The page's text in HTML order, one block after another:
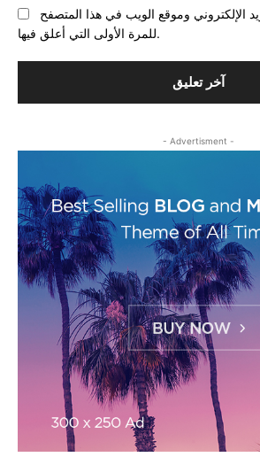
الإلكتروني وموقع الويب في هذا المتصفح
للمرة الأولى التي أعلق فيها.
- Advertisment -